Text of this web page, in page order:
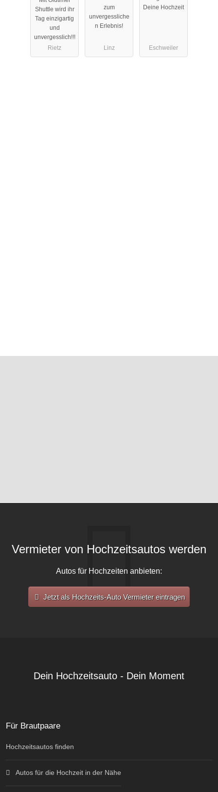
Shuttle wird ihr
Tag einzigartig
und
unvergesslich!!!
Rietz
zum
unvergessliche
n Erlebnis!
Linz
türkis-weiss
Deine Hochzeit
Eschweiler
Vermieter von Hochzeitsautos werden
Autos für Hochzeiten anbieten:
Jetzt als Hochzeits-Auto Vermieter eintragen
Dein Hochzeitsauto - Dein Moment
Für Brautpaare
Hochzeitsautos finden
Autos für die Hochzeit in der Nähe